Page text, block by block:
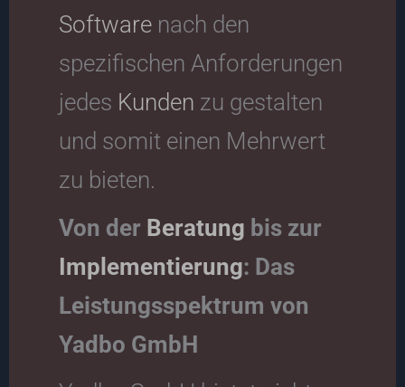
Softwarenach den
spezifischen Anforderungen
jedes Kunden zu gestalten
und somit einen Mehrwert
zu bieten.
Von der Beratung bis zur
Implementierung: Das
Leistungsspektrum von
Yadbo GmbH